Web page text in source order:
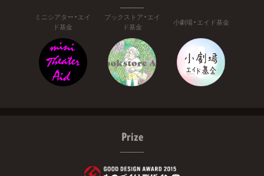
ミニシアター・エイ
ド基金
ブックストア・エイ
ド基金
小劇場・エイド基金
Prize